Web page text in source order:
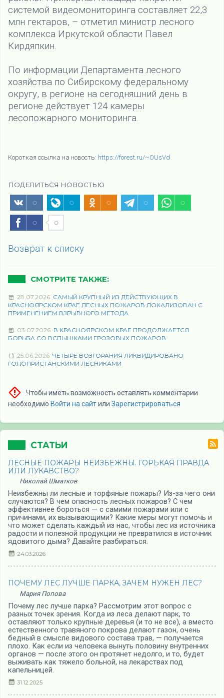
системой видеомониторинга составляет 22,3
млн гектаров, – отметил министр лесного
комплекса Иркутской области Павел
Кирдяпкин.
По информации Департамента лесного
хозяйства по Сибирскому федеральному
округу, в регионе на сегодняшний день в
регионе действует 124 камеры
лесопожарного мониторинга.
Короткая ссылка на новость: https://forest.ru/~OUsVd
ПОДЕЛИТЬСЯ НОВОСТЬЮ
Возврат к списку
СМОТРИТЕ ТАКЖЕ:
28.07.2026 САМЫЙ КРУПНЫЙ ИЗ ДЕЙСТВУЮЩИХ В
КРАСНОЯРСКОМ КРАЕ ЛЕСНЫХ ПОЖАРОВ ЛОКАЛИЗОВАН С
ПРИМЕНЕНИЕМ ВЗРЫВНОГО МЕТОДА
03.07.2026 В КРАСНОЯРСКОМ КРАЕ ПРОДОЛЖАЕТСЯ
БОРЬБА СО ВСПЫШКАМИ ГРОЗОВЫХ ПОЖАРОВ
25.06.2026 ЧЕТЫРЕ ВОЗГОРАНИЯ ЛИКВИДИРОВАНО
ГОЛОПРИСТАНСКИМИ ЛЕСНИКАМИ
Чтобы иметь возможность оставлять комментарии
необходимо Войти на сайтили Зарегистрироваться
СТАТЬИ
ЛЕСНЫЕ ПОЖАРЫ НЕИЗБЕЖНЫ. ГОРЬКАЯ ПРАВДА
ИЛИ ЛУКАВСТВО?
Николай Шматков
Неизбежны ли лесные и торфяные пожары? Из-за чего они
случаются? В чем опасность лесных пожаров? С чем
эффективнее бороться — с самими пожарами или с
причинами, их вызывающими? Какие меры могут помочь и
что может сделать каждый из нас, чтобы лес из источника
радости и полезной продукции не превратился в источник
ядовитого дыма? Давайте разбираться.
24.03.2026
ПОЧЕМУ ЛЕС ЛУЧШЕ ПАРКА, ЗАЧЕМ НУЖЕН ЛЕС?
Мария Попова
Почему лес лучше парка? Рассмотрим этот вопрос с
разных точек зрения. Когда из леса делают парк, то
оставляют только крупные деревья (и то не все), а вместо
естественного травяного покрова делают газон, очень
бедный в смысле видового состава трав, — получается
плохо. Как если из человека вынуть половину внутренних
органов — после этого он протянет недолго, и то, будет
выживать как тяжело больной, на лекарствах под
капельницей.
31.12.2025